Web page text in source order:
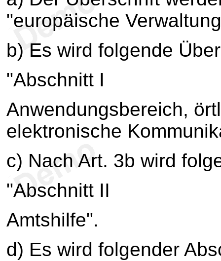
"europäische
b) Es wird folgende
"Abschnitt I
Anwendungsbereich,
elektronische
c) Nach Art. 3b wird
"Abschnitt II
Amtshilfe".
d) Es wird folgender